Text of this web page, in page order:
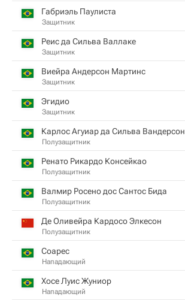
Габриэль Паулиста
Защитник
Реис да Сильва Валлаке
Защитник
Виейра Андерсон Мартинс
Защитник
Эгидио
Защитник
Карлос Агуиар да Сильва Вандерсон
Полузащитник
Ренато Рикардо Консейкао
Полузащитник
Валмир Росено дос Сантос Бида
Полузащитник
Де Оливейра Кардосо Элкесон
Полузащитник
Соарес
Нападающий
Хосе Луис Жуниор
Нападающий